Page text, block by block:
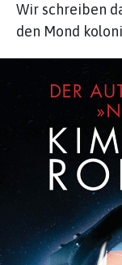
Wir schreiben
den Mond